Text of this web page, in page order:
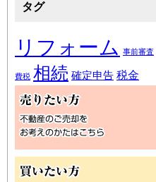
タグ
リフォーム 事前審査
費税 相続 確定申告 税金